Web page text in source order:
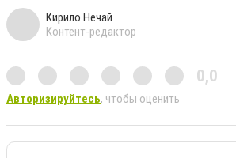
Кирило Нечай
Контент-редактор
0,0
Авторизируйтесь, чтобы оценить